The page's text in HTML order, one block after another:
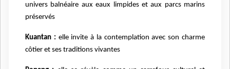
univers balnéaire aux eaux limpides et aux parcs marins
préservés
Kuantan : elle invite à la contemplation avec son charme
côtier et ses traditions vivantes